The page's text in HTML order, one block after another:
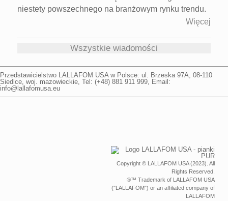
niestety powszechnego na branżowym rynku trendu.
Więcej
Wszystkie wiadomości
Przedstawicielstwo LALLAFOM USA w Polsce: ul. Brzeska 97A 08-110
Siedlce woj. mazowieckie , Tel: (+48) 881 911 999 , Email:
info@lallafomusa.eu
Copyright © LALLAFOM USA (2023). All
Rights Reserved.
®™ Trademark of LALLAFOM USA
("LALLAFOM") or an affiliated company of
LALLAFOM